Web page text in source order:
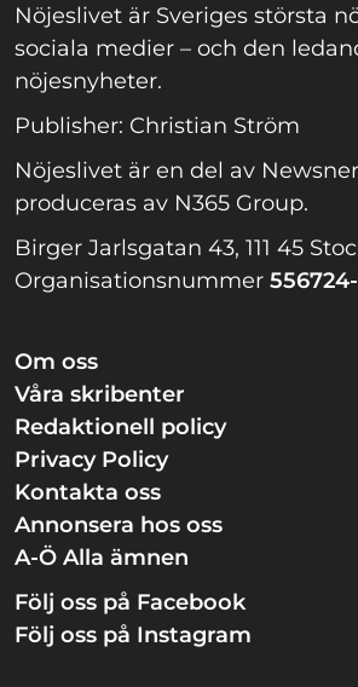
Nöjeslivet är Sveriges största
sociala medier – och den
nöjesnyheter.
Publisher: Christian Ström
Nöjeslivet är en del av
produceras av N365 Group.
Birger Jarlsgatan 43, 111 45
Organisationsnummer
Om oss
Våra skribenter
Redaktionell policy
Privacy Policy
Kontakta oss
Annonsera hos oss
A-Ö Alla ämnen
Följ oss på Facebook
Följ oss på Instagram